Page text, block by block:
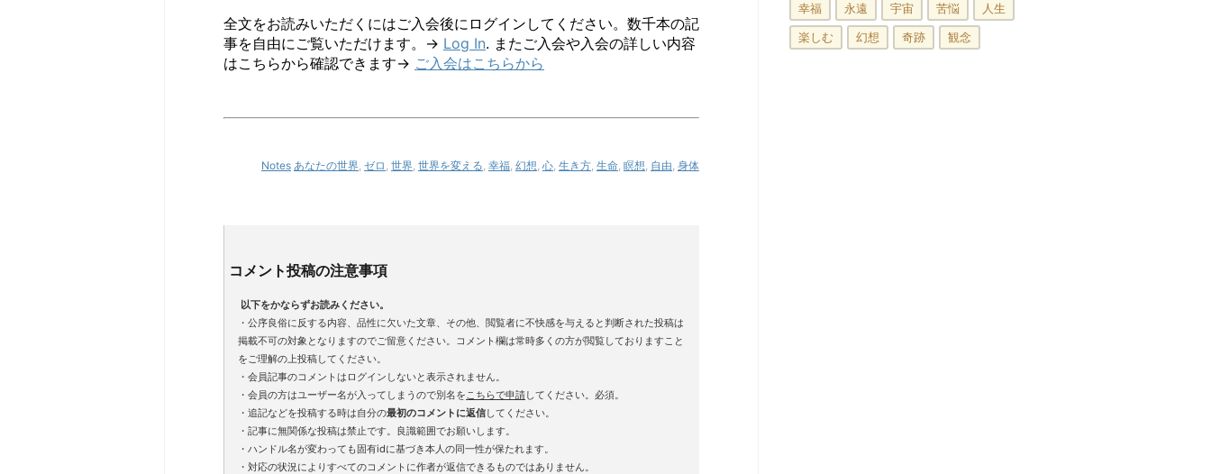
全文をお読みいただくにはご入会後にログインしてください。数千本の記
事を自由にご覧いただけます。→ Log In. またご入会や入会の詳しい内容
はこちらから確認できます→ ご入会はこちらから
Notes あなたの世界 ゼロ 世界 世界を変える 幸福 幻想 心 生き方 生命 瞑想 自由 身体
コメント投稿の注意事項
以下をかならずお読みください。
・公序良俗に反する内容、品性に欠いた文章、その他、閲覧者に不快感を与えると判断された投稿は
掲載不可の対象となりますのでご留意ください。コメント欄は常時多くの方が閲覧しておりますこと
をご理解の上投稿してください。
・会員記事のコメントはログインしないと表示されません。
・会員の方はユーザー名が入ってしまうので別名を こちらで申請してください。必須。
・追記などを投稿する時は自分の最初のコメントに返信してください。
・記事に無関係な投稿は禁止です。良識範囲でお願いします。
・ハンドル名が変わっても固有idに基づき本人の同一性が保たれます。
・対応の状況によりすべてのコメントに作者が返信できるものではありません。
幸福
永遠 宇宙 苦悩
人生
楽しむ
幻想 奇跡 観念